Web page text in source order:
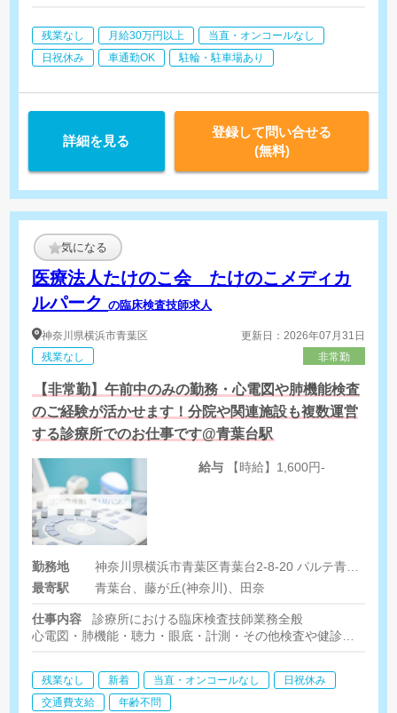
残業なし 月給30万円以上
当直・オンコールなし
日祝休み
車通勤OK 駐輪・駐車場あり
詳細を見る
登録して問い合せる
(無料)
気になる
医療法人たけのこ会 たけのこメディカ
ルパークの臨床検査技師求人
神奈川県横浜市青葉区
残業なし
更新日：2026年07月31日
非常勤
【非常勤】午前中のみの勤務・心電図や肺機能検査
のご経験が活かせます！分院や関連施設も複数運営
する診療所でのお仕事です@青葉台駅
給与 【時給】1,600円-
勤務地
最寄駅
青葉台、藤が丘(神奈川)、田奈
仕事内容
診療所における臨床検査技師業務全般
心電図・肺機能・聴力・眼底・計測・その他検査や健診に付随す
残業なし 新着 当直・オンコールなし
日祝休み
交通費支給
年齢不問